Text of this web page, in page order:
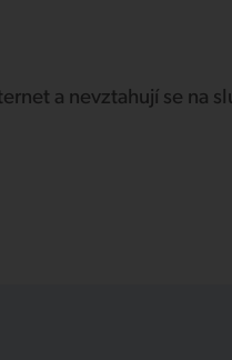
a nevztahují se na